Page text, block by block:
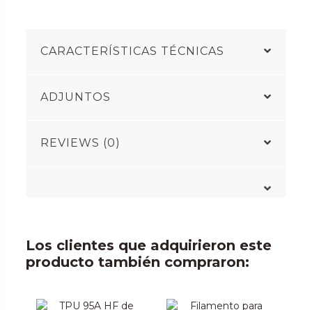
CARACTERÍSTICAS TÉCNICAS
ADJUNTOS
REVIEWS (0)
Los clientes que adquirieron este
producto también compraron: